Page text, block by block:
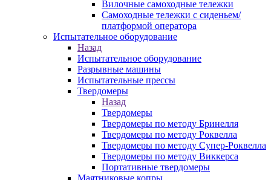
Вилочные самоходные тележки
Самоходные тележки с сиденьем/
платформой оператора
Испытательное оборудование
Назад
Испытательное оборудование
Разрывные машины
Испытательные прессы
Твердомеры
Назад
Твердомеры
Твердомеры по методу Бринелля
Твердомеры по методу Роквелла
Твердомеры по методу Супер-Роквелла
Твердомеры по методу Виккерса
Портативные твердомеры
Маятниковые копры